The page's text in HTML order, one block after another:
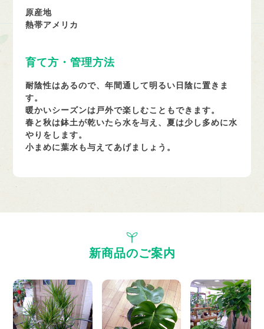
原産地
熱帯アメリカ
育て方・管理方法
耐陰性はあるので、年間通して明るい日陰に置きま
す。
暖かいシーズンは戸外で楽しむこともできます。
春と秋は鉢土が乾いたら水を与え、夏は少し多めに水
やりをします。
小まめに葉水も与えてあげましょう。
新商品のご案内